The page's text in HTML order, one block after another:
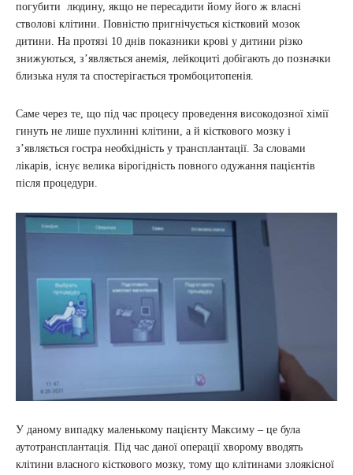
погубити людину, якщо не пересадити йому його ж власні
стволові клітини. Повністю пригнічується кістковий мозок
дитини. На протязі 10 днів показники крові у дитини різко
знижуються, з’являється анемія, лейкоциті добігають до позначки
близька нуля та спостерігається тромбоцитопенія.
Саме через те, що під час процесу проведення високодозної хімії
гинуть не лише пухлинні клітини, а й кісткового мозку і
з’являється гостра необхідність у трансплантації. За словами
лікарів, існує велика вірогідність повного одужання пацієнтів
після процедури.
У даному випадку маленькому пацієнту Максиму – це була
аутотрансплантація. Під час даної операції хворому вводять
клітини власного кісткового мозку, тому що клітинами злоякісної